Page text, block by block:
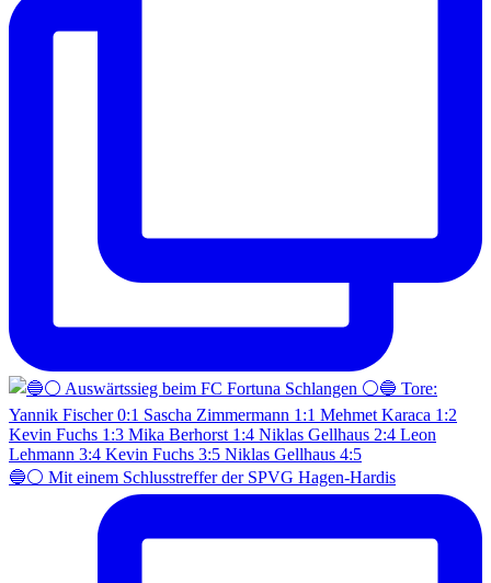
🔵⚪️ Mit einem Schlusstreffer der SPVG Hagen-Hardis